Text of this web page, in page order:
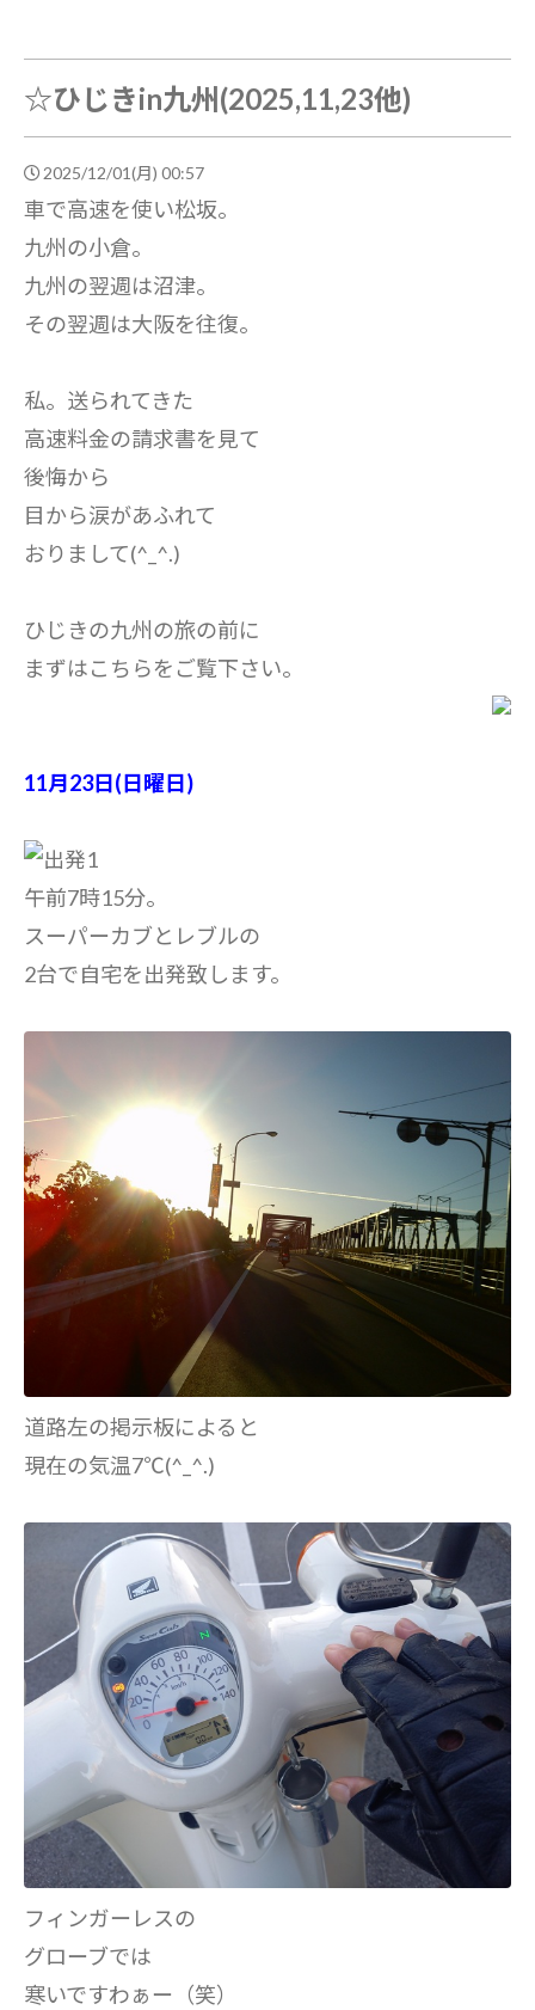
☆ひじきin九州(2025,11,23他)
2025/12/01(月) 00:57
車で高速を使い松坂。
九州の小倉。
九州の翌週は沼津。
その翌週は大阪を往復。
私。送られてきた
高速料金の請求書を見て
後悔から
目から涙があふれて
おりまして(^_^.)
ひじきの九州の旅の前に
まずはこちらをご覧下さい。
11月23日(日曜日)
午前7時15分。
スーパーカブとレブルの
2台で自宅を出発致します。
道路左の掲示板によると
現在の気温7℃(^_^.)
フィンガーレスの
グローブでは
寒いですわぁー（笑）